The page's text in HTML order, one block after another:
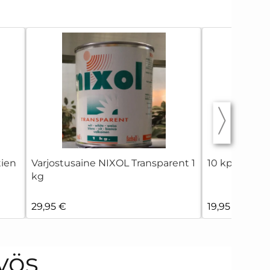
Varjostusaine NIXOL Transparent 1
kg
29,95 €
10 kpl
19,95 €